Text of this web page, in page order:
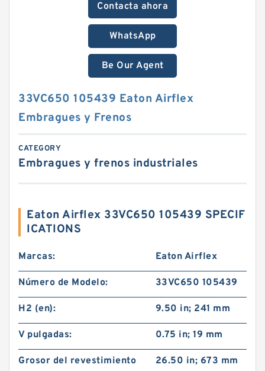
Contacta ahora
WhatsApp
Be Our Agent
33VC650 105439 Eaton Airflex
Embragues y Frenos
CATEGORY
Embragues y frenos industriales
Eaton Airflex 33VC650 105439 SPECIF
ICATIONS
Marcas: Eaton Airflex
Número de Modelo: 33VC650 105439
H2 (en): 9.50 in; 241 mm
V pulgadas: 0.75 in; 19 mm
Grosor del revestimiento
26.50 in; 673 mm